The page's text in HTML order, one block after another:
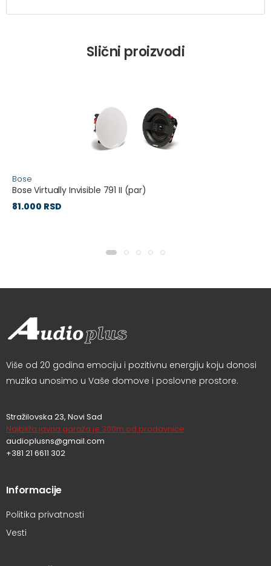
Slični proizvodi
Bose
Bose Virtually Invisible 791 II (par)
81.000 RSD
Više od 20 godina emociju i pozitivnu energiju koju donosi
muzika unosimo u Vaše domove i poslovne prostore.
Stražilovska 23, Novi Sad
Najbliža javna garaža je 300m od prodavnice
audioplusns@gmail.com
+381 21 6611 302
Informacije
Politika privatnosti
Vesti